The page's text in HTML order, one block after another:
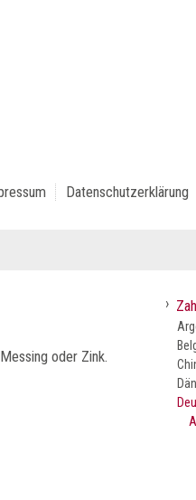
Datenschutzerklärung
oder Zink.
›